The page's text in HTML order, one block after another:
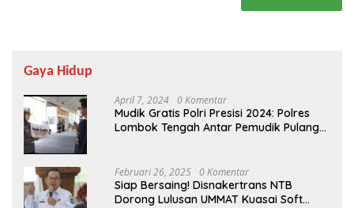
Gaya Hidup
April 7, 2024 0 Komentar
Mudik Gratis Polri Presisi 2024: Polres
Lombok Tengah Antar Pemudik Pulang
Februari 26, 2025 0 Komentar
Siap Bersaing! Disnakertrans NTB
Dorong Lulusan UMMAT Kuasai Soft